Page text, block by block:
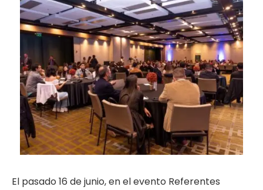
El pasado 16 de junio, en el evento Referentes